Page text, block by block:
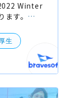
Winter
す。
から
生